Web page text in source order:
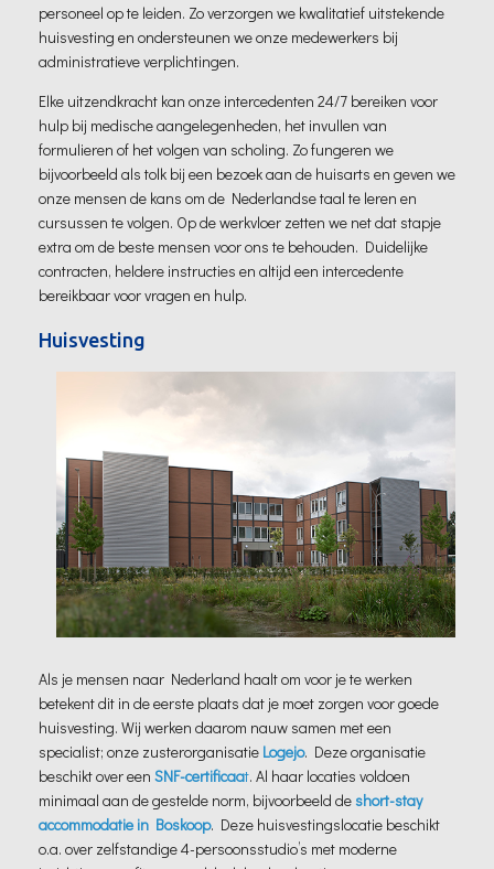
personeel op te leiden. Zo verzorgen we kwalitatief uitstekende
huisvesting en ondersteunen we onze medewerkers bij
administratieve verplichtingen.
Elke uitzendkracht kan onze intercedenten 24/7 bereiken voor
hulp bij medische aangelegenheden, het invullen van
formulieren of het volgen van scholing. Zo fungeren we
bijvoorbeeld als tolk bij een bezoek aan de huisarts en geven we
onze mensen de kans om de Nederlandse taal te leren en
cursussen te volgen. Op de werkvloer zetten we net dat stapje
extra om de beste mensen voor ons te behouden. Duidelijke
contracten, heldere instructies en altijd een intercedente
bereikbaar voor vragen en hulp.
Huisvesting
Als je mensen naar Nederland haalt om voor je te werken
betekent dit in de eerste plaats dat je moet zorgen voor goede
huisvesting. Wij werken daarom nauw samen met een
specialist; onze zusterorganisatie Logejo. Deze organisatie
beschikt over een SNF-certificaat. Al haar locaties voldoen
minimaal aan de gestelde norm, bijvoorbeeld de short-stay
accommodatie in Boskoop. Deze huisvestingslocatie beschikt
o.a. over zelfstandige 4-persoonsstudio’s met moderne